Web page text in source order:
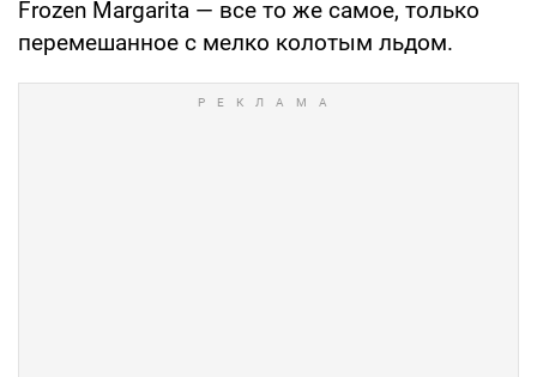
Frozen Margarita — все то же самое, только
перемешанное с мелко колотым льдом.